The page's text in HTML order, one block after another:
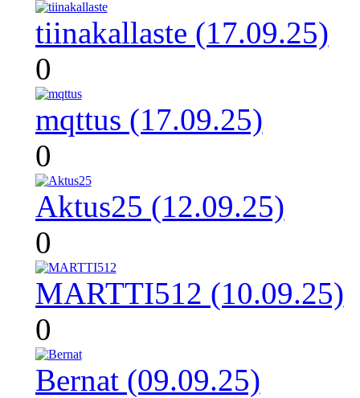
tiinakallaste (17.09.25)
0
mqttus (17.09.25)
0
Aktus25 (12.09.25)
0
MARTTI512 (10.09.25)
0
Bernat (09.09.25)